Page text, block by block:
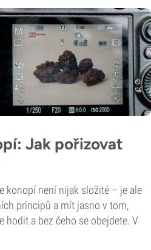
Jak pořizovat
konopí není nijak složité – je ale
principů a mít jasno v tom,
hodit a bez čeho se obejdete. V